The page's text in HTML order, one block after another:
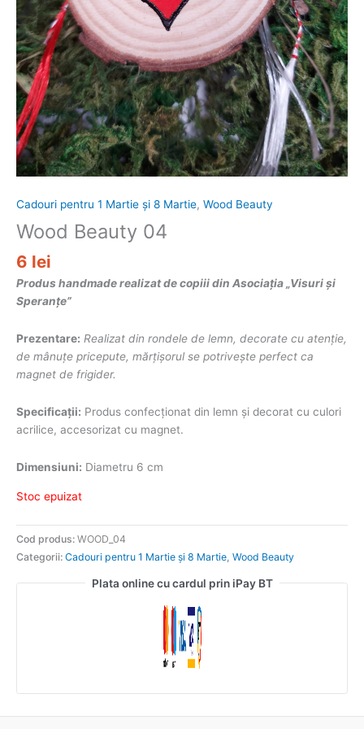
Cadouri pentru 1 Martie și 8 Martie, Wood Beauty
Wood Beauty 04
6 lei
Produs handmade realizat de copiii din Asociația „Visuri și
Speranțe”
Prezentare: Realizat din rondele de lemn, decorate cu atenție,
de mânuțe pricepute, mărțișorul se potrivește perfect ca
magnet de frigider.
Specificații: Produs confecționat din lemn și decorat cu culori
acrilice, accesorizat cu magnet.
Dimensiuni: Diametru 6 cm
Stoc epuizat
Cod produs: WOOD_04
Categorii: Cadouri pentru 1 Martie și 8 Martie Wood Beauty
Plata online cu cardul prin iPay BT